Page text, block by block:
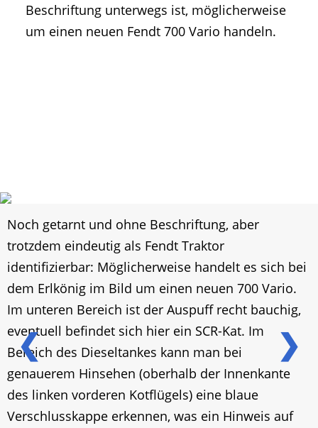
Beschriftung unterwegs ist, möglicherweise
um einen neuen Fendt 700 Vario handeln.
❮ ❯
Noch getarnt und ohne Beschriftung, aber
trotzdem eindeutig als Fendt Traktor
identifizierbar: Möglicherweise handelt es sich bei
dem Erlkönig im Bild um einen neuen 700 Vario.
Im unteren Bereich ist der Auspuff recht bauchig,
eventuell befindet sich hier ein SCR-Kat. Im
Bereich des Dieseltankes kann man bei
genauerem Hinsehen (oberhalb der Innenkante
des linken vorderen Kotflügels) eine blaue
Verschlusskappe erkennen, was ein Hinweis auf